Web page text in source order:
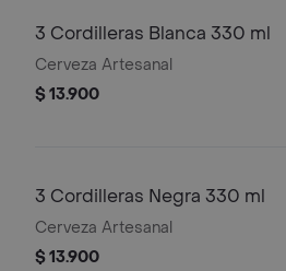
3 Cordilleras Blanca 330 ml
Cerveza Artesanal
$ 13.900
3 Cordilleras Negra 330 ml
Cerveza Artesanal
$ 13.900